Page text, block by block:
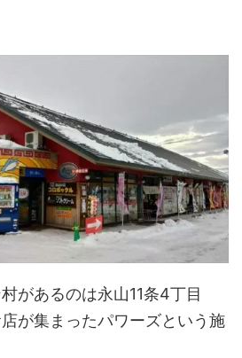
があるのは永山11条4丁目
が集まったパワーズという施